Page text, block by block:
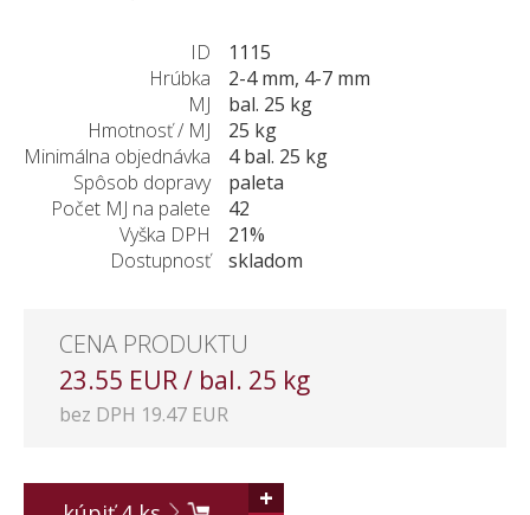
SHOWROOM
KONTAKT
ID
1115
Hrúbka
2-4 mm, 4-7 mm
MJ
bal. 25 kg
Hmotnosť / MJ
25 kg
Minimálna objednávka
4 bal. 25 kg
Spôsob dopravy
paleta
Počet MJ na palete
42
Vyška DPH
21%
Dostupnosť
skladom
CENA PRODUKTU
23.55 EUR / bal. 25 kg
bez DPH 19.47 EUR
+